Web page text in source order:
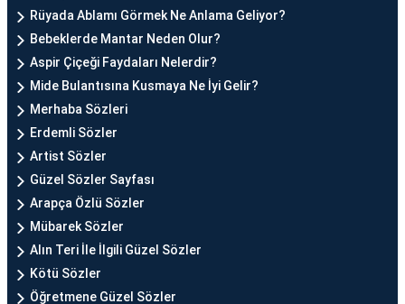
Rüyada Ablamı Görmek Ne Anlama Geliyor?
Bebeklerde Mantar Neden Olur?
Aspir Çiçeği Faydaları Nelerdir?
Mide Bulantısına Kusmaya Ne İyi Gelir?
Merhaba Sözleri
Erdemli Sözler
Artist Sözler
Güzel Sözler Sayfası
Arapça Özlü Sözler
Mübarek Sözler
Alın Teri İle İlgili Güzel Sözler
Kötü Sözler
Öğretmene Güzel Sözler